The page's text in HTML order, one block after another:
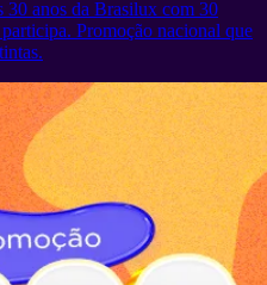
30 anos da Brasilux com 30
Promoção nacional que